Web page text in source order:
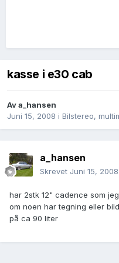
kasse i e30 cab
Ava_hansen
Juni 15, 2008 i Bilstereo,
a_hansen
Skrevet Juni 15, 2008
har 2stk 12" cadence som
om noen har tegning eller
på ca 90 liter